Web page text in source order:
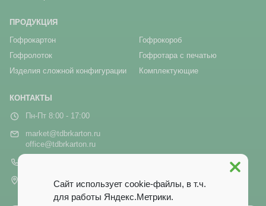
ПРОДУКЦИЯ
Гофрокартон
Гофрокороб
Гофролоток
Гофротара с печатью
Изделия сложной конфигурации
Комплектующие
КОНТАКТЫ
Пн-Пт 8:00 - 17:00
market@tdbrkarton.ru
office@tdbrkarton.ru
г. Брянск, рп Белые Берега,
ул. Белобережская, 1А
Сайт использует cookie-файлы, в т.ч.
для работы Яндекс.Метрики.